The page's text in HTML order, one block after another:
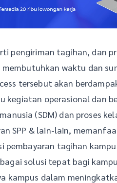
pengiriman tagihan, dan
waktu dan
tersebut akan
kegiatan operasional dan
(SDM) dan proses
SPP & lain-lain,
pembayaran tagihan
solusi tepat bagi
kampus dalam